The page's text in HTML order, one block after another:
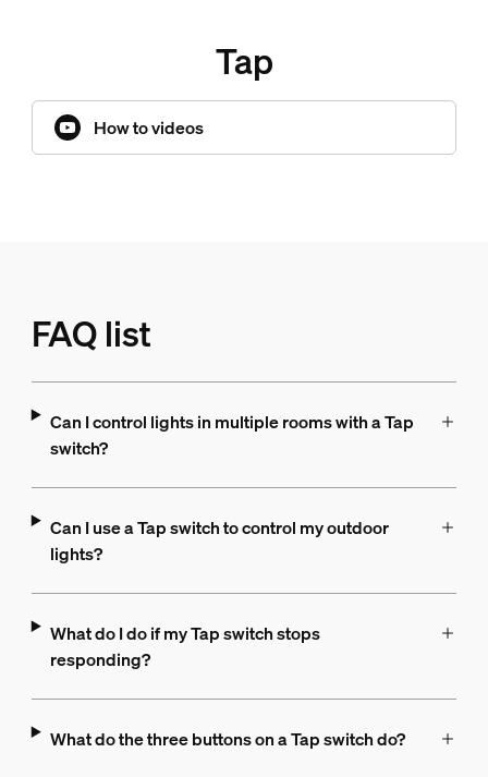
Tap
How to videos
FAQ list
Can I control lights in multiple rooms with a Tap
switch?
Can I use a Tap switch to control my outdoor
lights?
What do I do if my Tap switch stops
responding?
What do the three buttons on a Tap switch do?